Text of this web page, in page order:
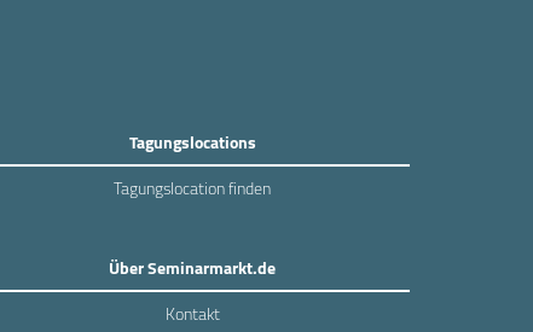
Tagungslocations
Tagungslocation finden
Über Seminarmarkt.de
Kontakt